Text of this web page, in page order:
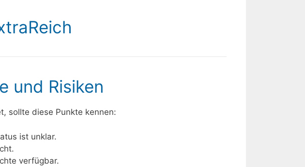
und Risiken
sollte diese Punkte kennen:
ist unklar.
verfügbar.